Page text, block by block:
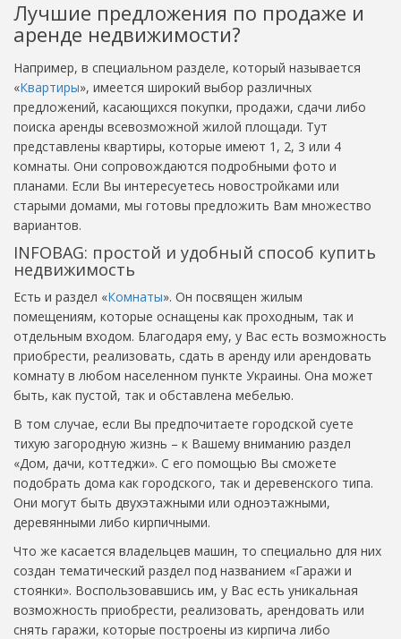
Лучшие предложения по продаже и
аренде недвижимости?
Например, в специальном разделе, который называется
«Квартиры», имеется широкий выбор различных
предложений, касающихся покупки, продажи, сдачи либо
поиска аренды всевозможной жилой площади. Тут
представлены квартиры, которые имеют 1, 2, 3 или 4
комнаты. Они сопровождаются подробными фото и
планами. Если Вы интересуетесь новостройками или
старыми домами, мы готовы предложить Вам множество
вариантов.
INFOBAG: простой и удобный способ купить
недвижимость
Есть и раздел «Комнаты». Он посвящен жилым
помещениям, которые оснащены как проходным, так и
отдельным входом. Благодаря ему, у Вас есть возможность
приобрести, реализовать, сдать в аренду или арендовать
комнату в любом населенном пункте Украины. Она может
быть, как пустой, так и обставлена мебелью.
В том случае, если Вы предпочитаете городской суете
тихую загородную жизнь – к Вашему вниманию раздел
«Дом, дачи, коттеджи». С его помощью Вы сможете
подобрать дома как городского, так и деревенского типа.
Они могут быть двухэтажными или одноэтажными,
деревянными либо кирпичными.
Что же касается владельцев машин, то специально для них
создан тематический раздел под названием «Гаражи и
стоянки». Воспользовавшись им, у Вас есть уникальная
возможность приобрести, реализовать, арендовать или
снять гаражи, которые построены из кирпича либо